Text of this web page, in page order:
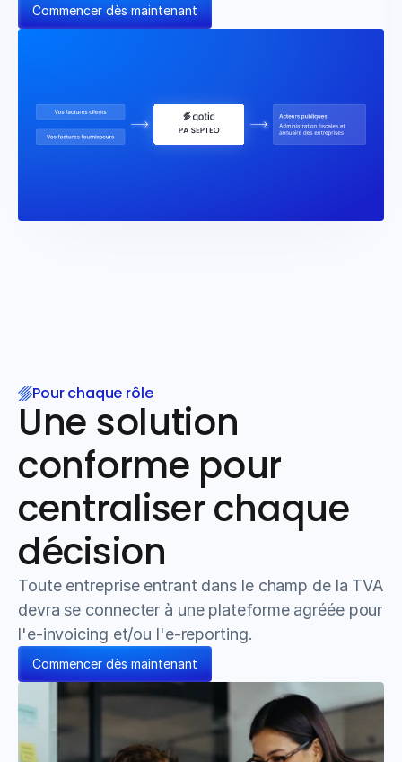
Commencer dès maintenant
Pour chaque rôle
Une solution
conforme pour
centraliser chaque
décision
Toute entreprise entrant dans le champ de la TVA
devra se connecter à une plateforme agréée pour
l'e-invoicing et/ou l'e-reporting.
Commencer dès maintenant